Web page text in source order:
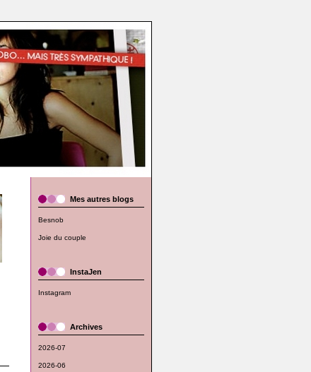
Mes autres blogs
Besnob
Joie du couple
InstaJen
Instagram
Archives
2026-07
2026-06